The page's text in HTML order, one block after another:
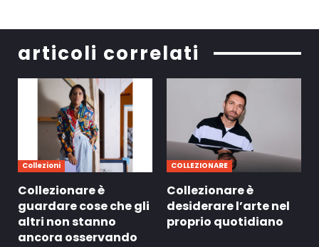
articoli correlati
Collezioni
Collezionare è
guardare cose che gli
altri non stanno
ancora osservando
COLLEZIONARE
Collezionare è
desiderare l’arte nel
proprio quotidiano